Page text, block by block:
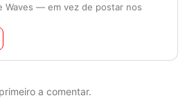
Waves — em vez de postar nos
a comentar.